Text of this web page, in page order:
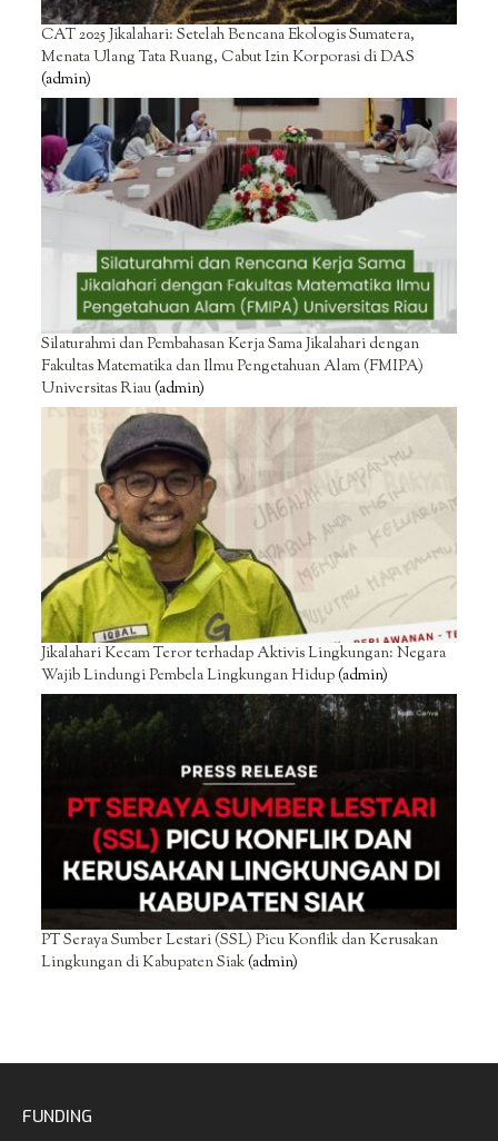
CAT 2025 Jikalahari: Setelah Bencana Ekologis Sumatera,
Menata Ulang Tata Ruang, Cabut Izin Korporasi di DAS
(admin)
Silaturahmi dan Pembahasan Kerja Sama Jikalahari dengan
Fakultas Matematika dan Ilmu Pengetahuan Alam (FMIPA)
Universitas Riau(admin)
Jikalahari Kecam Teror terhadap Aktivis Lingkungan: Negara
Wajib Lindungi Pembela Lingkungan Hidup(admin)
PT Seraya Sumber Lestari (SSL) Picu Konflik dan Kerusakan
Lingkungan di Kabupaten Siak(admin)
FUNDING